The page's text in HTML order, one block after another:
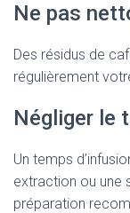
Ne pas
Des résidus de
régulièrement
Négliger le
Un temps
extraction ou une
préparation